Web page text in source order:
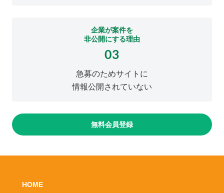
企業が案件を
非公開にする理由
03
急募のためサイトに
情報公開されていない
無料会員登録
HOME